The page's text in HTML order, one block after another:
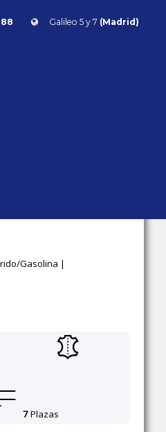
Galileo 5 y 7 (Madrid)
Gasolina |
7Plazas